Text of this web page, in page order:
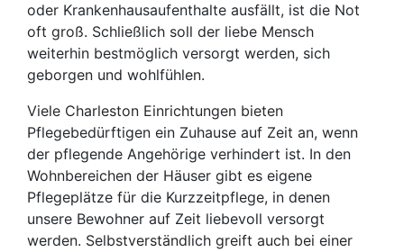
oder Krankenhausaufenthalte ausfällt, ist die Not
oft groß. Schließlich soll der liebe Mensch
weiterhin bestmöglich versorgt werden, sich
geborgen und wohlfühlen.
Viele Charleston Einrichtungen bieten
Pflegebedürftigen ein Zuhause auf Zeit an, wenn
der pflegende Angehörige verhindert ist. In den
Wohnbereichen der Häuser gibt es eigene
Pflegeplätze für die Kurzzeitpflege, in denen
unsere Bewohner auf Zeit liebevoll versorgt
werden. Selbstverständlich greift auch bei einer